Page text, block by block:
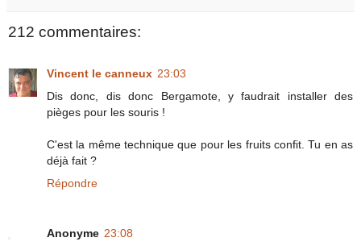
212 commentaires:
Vincent le canneux 23:03
Dis donc, dis donc Bergamote, y faudrait installer des
pièges pour les souris !
C'est la même technique que pour les fruits confit. Tu en as
déjà fait ?
Répondre
Anonyme 23:08